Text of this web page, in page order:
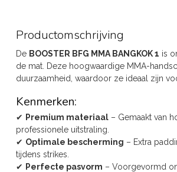
Productomschrijving
De BOOSTER BFG MMA BANGKOK 1 is
de mat. Deze hoogwaardige MMA-
duurzaamheid, waardoor ze ideaal zijn
Kenmerken:
✔ Premium materiaal – Gemaakt van
professionele uitstraling.
✔ Optimale bescherming – Extra
tijdens strikes.
✔ Perfecte pasvorm – Voorgevormd